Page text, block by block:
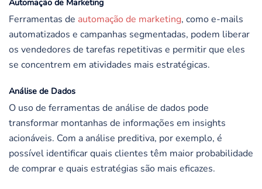
Automação de Marketing
Ferramentas de automação de marketing, como e-mails
automatizados e campanhas segmentadas, podem liberar
os vendedores de tarefas repetitivas e permitir que eles
se concentrem em atividades mais estratégicas.
Análise de Dados
O uso de ferramentas de análise de dados pode
transformar montanhas de informações em insights
acionáveis. Com a análise preditiva, por exemplo, é
possível identificar quais clientes têm maior probabilidade
de comprar e quais estratégias são mais eficazes.